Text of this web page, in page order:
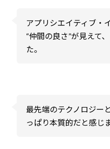
アプリシエイティブ・
“仲間の良さ”が見えて
た。
最先端のテクノロジー
っぱり本質的だと感じ